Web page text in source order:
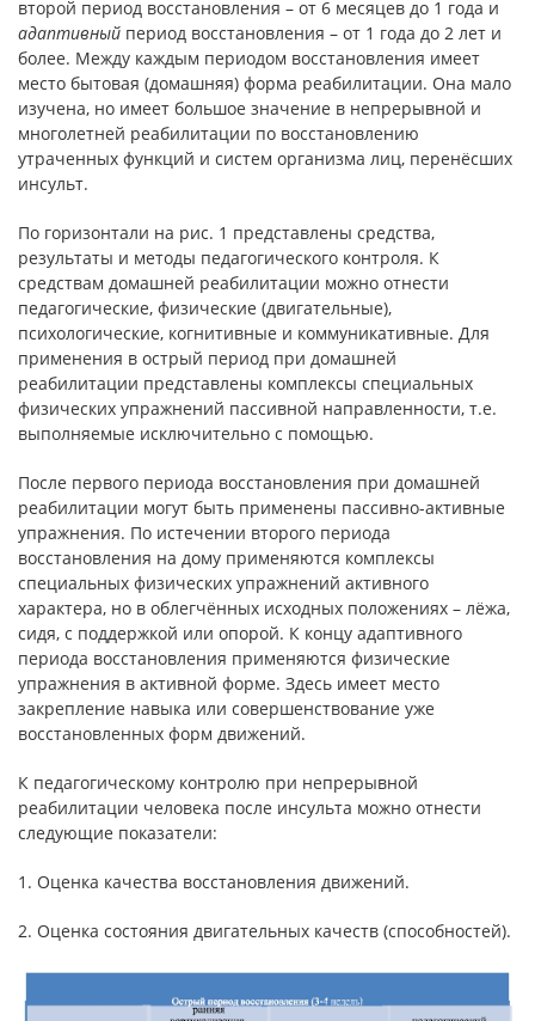
второй период восстановления – от 6 месяцев до 1 года и
адаптивный период восстановления – от 1 года до 2 лет и
более. Между каждым периодом восстановления имеет
место бытовая (домашняя) форма реабилитации. Она мало
изучена, но имеет большое значение в непрерывной и
многолетней реабилитации по восстановлению
утраченных функций и систем организма лиц, перенёсших
инсульт.
По горизонтали на рис. 1 представлены средства,
результаты и методы педагогического контроля. К
средствам домашней реабилитации можно отнести
педагогические, физические (двигательные),
психологические, когнитивные и коммуникативные. Для
применения в острый период при домашней
реабилитации представлены комплексы специальных
физических упражнений пассивной направленности, т.е.
выполняемые исключительно с помощью.
После первого периода восстановления при домашней
реабилитации могут быть применены пассивно-активные
упражнения. По истечении второго периода
восстановления на дому применяются комплексы
специальных физических упражнений активного
характера, но в облегчённых исходных положениях – лёжа,
сидя, с поддержкой или опорой. К концу адаптивного
периода восстановления применяются физические
упражнения в активной форме. Здесь имеет место
закрепление навыка или совершенствование уже
восстановленных форм движений.
К педагогическому контролю при непрерывной
реабилитации человека после инсульта можно отнести
следующие показатели:
1. Оценка качества восстановления движений.
2. Оценка состояния двигательных качеств (способностей).